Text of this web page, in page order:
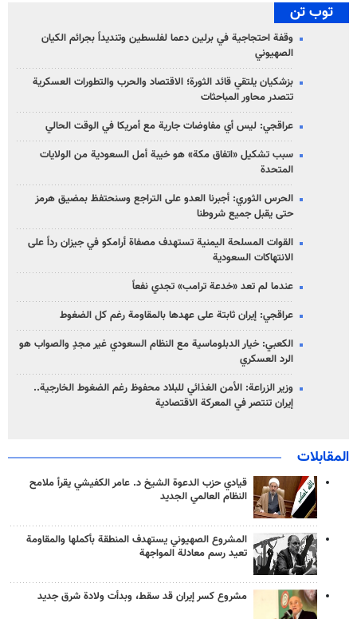
توب تن
وقفة احتجاجية في برلين دعما لفلسطين وتنديداً بجرائم الكيان
الصهیوني
بزشكيان يلتقي قائد الثورة؛ الاقتصاد والحرب والتطورات العسكرية
تتصدر محاور المباحثات
عراقجي: ليس أي مفاوضات جارية مع أمريكا في الوقت الحالي
سبب تشكيل «اتفاق مكة» هو خيبة أمل السعودية من الولايات
المتحدة
الحرس الثوري: أجبرنا العدو على التراجع وسنحتفظ بمضيق هرمز
حتى يقبل جميع شروطنا
القوات المسلحة اليمنية تستهدف مصفاة أرامكو في جيزان رداً على
الانتهاكات السعودية
عندما لم تعد «خدعة ترامب» تجدي نفعاً
عراقجي: إيران ثابتة على عهدها بالمقاومة رغم كل الضغوط
الكعبي: خيار الدبلوماسية مع النظام السعودي غير مجدٍ والصواب هو
الرد العسكري
وزير الزراعة: الأمن الغذائي للبلاد محفوظ رغم الضغوط الخارجية..
إيران تنتصر في المعركة الاقتصادية
المقابلات
قيادي حزب الدعوة الشيخ د. عامر الكفيشي يقرأ ملامح
النظام العالمي الجديد
المشروع الصهيوني يستهدف المنطقة بأكملها والمقاومة
تعيد رسم معادلة المواجهة
مشروع كسر إيران قد سقط، وبدأت ولادة شرق جديد